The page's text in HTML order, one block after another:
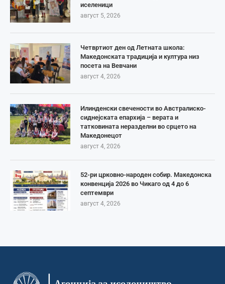
иселеници
август 5, 2026
Четвртиот ден од Летната школа:
Македонската традиција и култура низ
посета на Вевчани
август 4, 2026
Илинденски свечености во Австралиско-
сиднејската епархија – верата и
татковината неразделни во срцето на
Македонецот
август 4, 2026
52-ри црковно-народен собир. Македонска
конвенција 2026 во Чикаго од 4 до 6
септември
август 4, 2026